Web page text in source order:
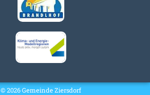
© 2026 Gemeinde Ziersdorf